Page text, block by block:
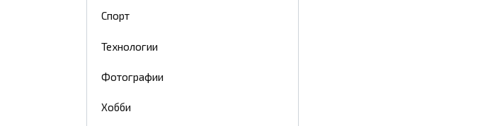
Спорт
Технологии
Фотографии
Хобби